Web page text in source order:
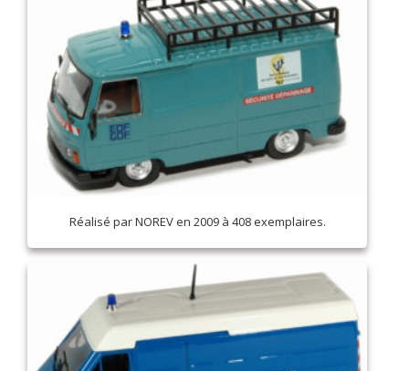
Réalisé par NOREV en 2009 à 408 exemplaires.